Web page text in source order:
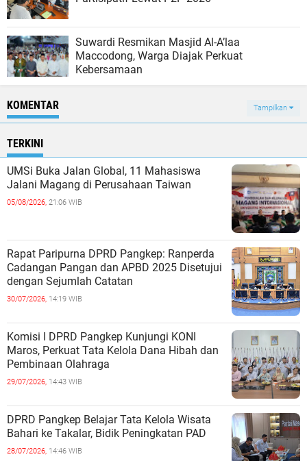
Suwardi Resmikan Masjid Al-A’laa
Maccodong, Warga Diajak Perkuat
Kebersamaan
KOMENTAR Tampilkan
TERKINI
UMSi Buka Jalan Global, 11 Mahasiswa
Jalani Magang di Perusahaan Taiwan
05/08/2026, 21:06 WIB
Rapat Paripurna DPRD Pangkep: Ranperda
Cadangan Pangan dan APBD 2025 Disetujui
dengan Sejumlah Catatan
30/07/2026, 14:19 WIB
Komisi I DPRD Pangkep Kunjungi KONI
Maros, Perkuat Tata Kelola Dana Hibah dan
Pembinaan Olahraga
29/07/2026, 14:43 WIB
DPRD Pangkep Belajar Tata Kelola Wisata
Bahari ke Takalar, Bidik Peningkatan PAD
28/07/2026, 14:46 WIB